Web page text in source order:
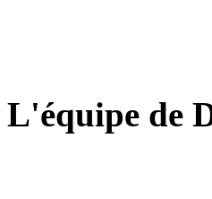
L'équipe de